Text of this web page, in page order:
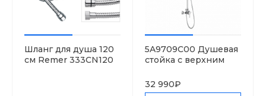
Шланг для душа 120
см Remer 333CN120
5A9709C00 Душевая
стойка с верхним
Stella 80/1, серия L20
32 990₽